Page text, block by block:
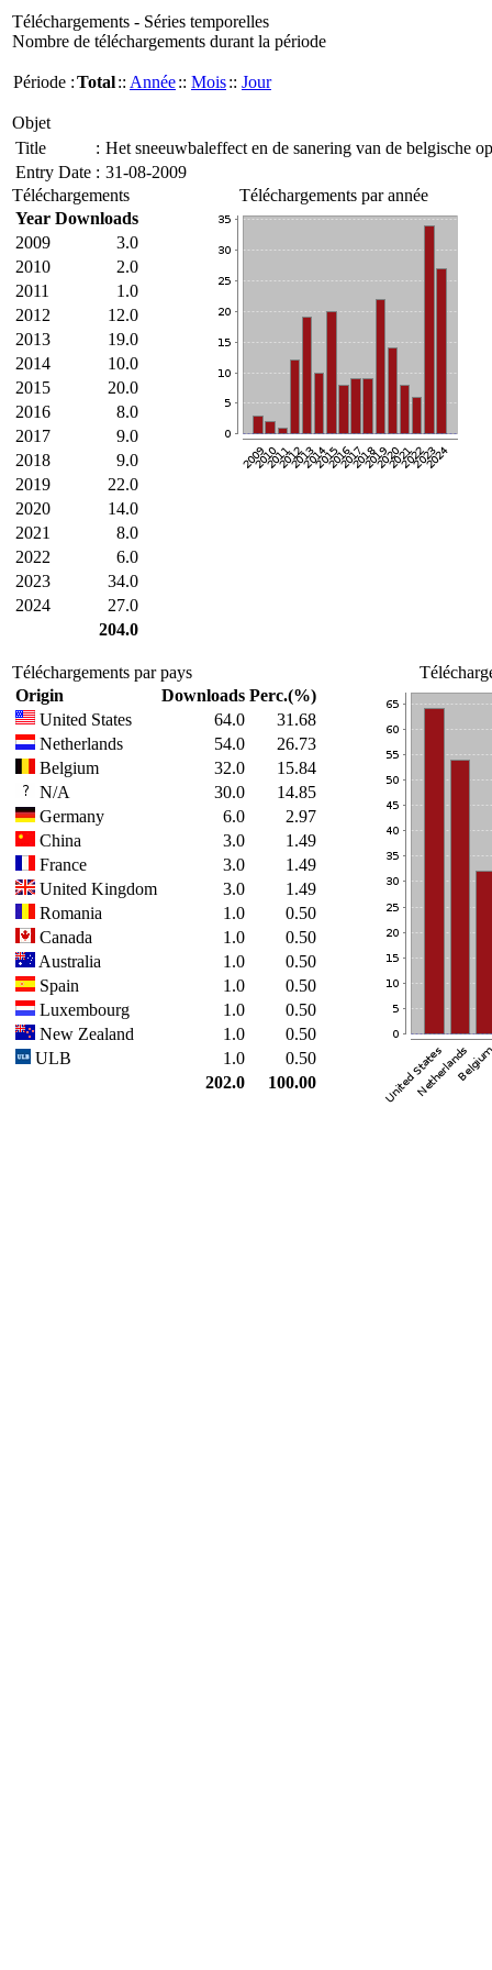
Téléchargements - Séries temporelles
Nombre de téléchargements durant la période
Période :Total:: Année:: Mois:: Jour
Objet
Title
: Het sneeuwbaleffect en de sanering van de belgische
Entry Date : 31-08-2009
Téléchargements
Year Downloads
2009
3.0
2010
2.0
2011
1.0
2012
12.0
2013
19.0
2014
10.0
2015
20.0
2016
8.0
2017
9.0
2018
9.0
2019
22.0
2020
14.0
2021
8.0
2022
6.0
2023
34.0
2024
27.0
204.0
Téléchargements par année
Téléchargements par pays
Origin
Downloads Perc.(%)
United States
64.0
31.68
Netherlands
54.0
26.73
Belgium
32.0
15.84
N/A
30.0
14.85
Germany
6.0
2.97
China
3.0
1.49
France
3.0
1.49
United Kingdom
3.0
1.49
Romania
1.0
0.50
Canada
1.0
0.50
Australia
1.0
0.50
Spain
1.0
0.50
Luxembourg
1.0
0.50
New Zealand
1.0
0.50
ULB
1.0
0.50
202.0
100.00